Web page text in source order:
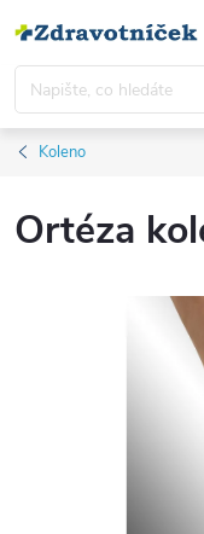
Koleno
Ortéza